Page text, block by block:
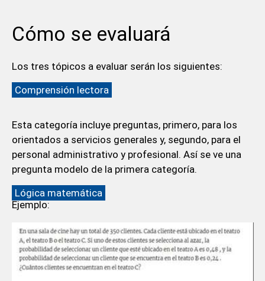
Cómo se evaluará
Los tres tópicos a evaluar serán los siguientes:
Comprensión lectora
Esta categoría incluye preguntas, primero, para los
orientados a servicios generales y, segundo, para el
personal administrativo y profesional. Así se ve una
pregunta modelo de la primera categoría.
Lógica matemática
Ejemplo: